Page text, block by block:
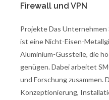
Firewall und VPN
Projekte Das Unternehmen
ist eine Nicht-Eisen-
Aluminium-Gussteile, die
genügen. Dabei arbeitet
und Forschung zusammen.
Konzeptionierung,